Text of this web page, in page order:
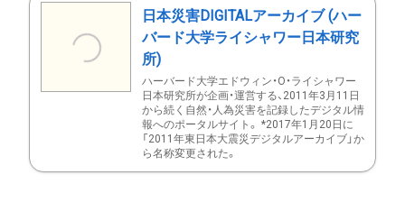
日本災害DIGITALアーカイブ (ハー
バード大学ライシャワー日本研究
所)
ハーバード大学エドウィン・O・ライシャワー
日本研究所が企画・運営する、2011年3月11日
から続く自然・人為災害を記録したデジタル情
報へのポータルサイト。 *2017年1月20日に
「2011年東日本大震災デジタルアーカイブ」か
ら名称変更された。